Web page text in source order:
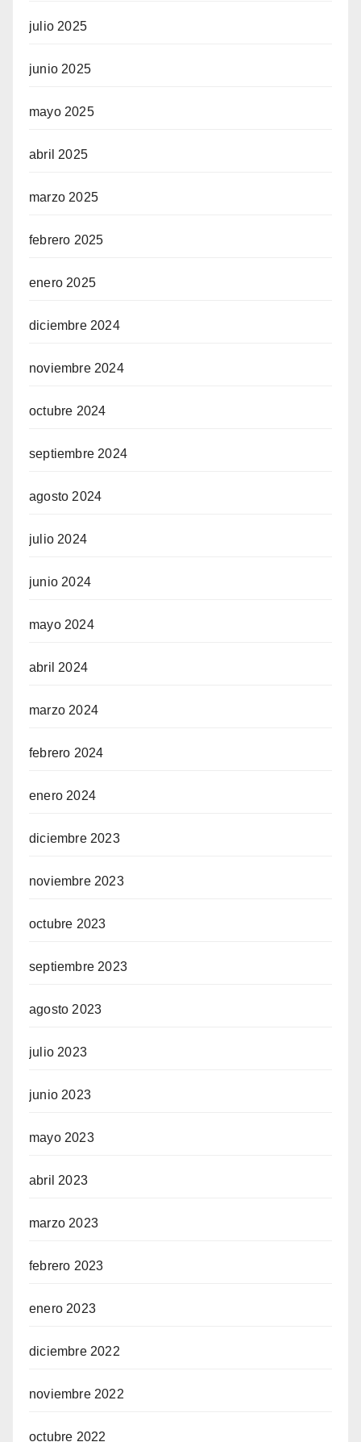
julio 2025
junio 2025
mayo 2025
abril 2025
marzo 2025
febrero 2025
enero 2025
diciembre 2024
noviembre 2024
octubre 2024
septiembre 2024
agosto 2024
julio 2024
junio 2024
mayo 2024
abril 2024
marzo 2024
febrero 2024
enero 2024
diciembre 2023
noviembre 2023
octubre 2023
septiembre 2023
agosto 2023
julio 2023
junio 2023
mayo 2023
abril 2023
marzo 2023
febrero 2023
enero 2023
diciembre 2022
noviembre 2022
octubre 2022